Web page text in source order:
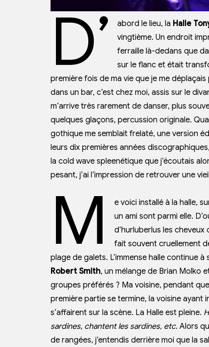
D’ abord le lieu, la Halle
vingtième. Un endroit
ferraille là-dedans que
sur le flanc et était
première fois de ma vie que je me
dans un bar, c’est chez moi, assis sur le
m’arrive très rarement de danser, plus
quelques glaçons, percussion originale.
gothique me semblait frelaté, une version
leurs dix premières années
la cold wave spleenétique que j’écoutais
pesant, j’ai l’impression de retrouver une
M
e voici installé à la halle,
un ami sont parmi elle.
d’hurluberlus les
fait souvent cruellement
plage de galets. L’immense halle continue
Robert Smith, un mélange de Brian Molko
groupes préférés ? Ma voisine, pendant
première partie se termine, la voisine ayant
s’affairent sur la scène. La Halle est pleine.
sardines, chantent les sardines, etc. Alors
de rangées, j’entendis derrière moi que la